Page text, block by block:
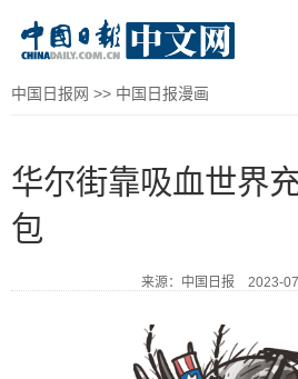
中国日报网 >> 中国日报漫画
华尔街靠吸血世界
包
来源：中国日报 2023-